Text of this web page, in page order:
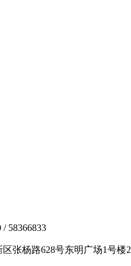
/ 58366833
区张杨路628号东明广场1号楼